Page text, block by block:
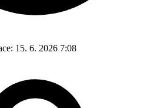
15. 6. 2026 7:08